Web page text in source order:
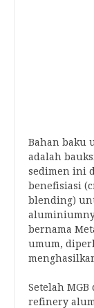
Bahan baku
adalah
sedimen ini
benefisiasi
blending)
bernama
umum,
Setelah
refinery